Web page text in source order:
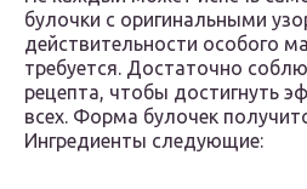
булочки с оригинальными
действительности особого
требуется. Достаточно
рецепта, чтобы достигнуть
всех. Форма булочек
Ингредиенты следующие: